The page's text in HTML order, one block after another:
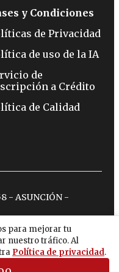
para mejorar tu
nuestro tráfico. Al
Política de privacidad.
y Condiciones
de Privacidad
de uso de la IA
de
a Crédito
de Calidad
- ASUNCIÓN -
spotify